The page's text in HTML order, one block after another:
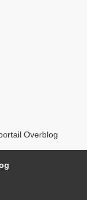
Overblog